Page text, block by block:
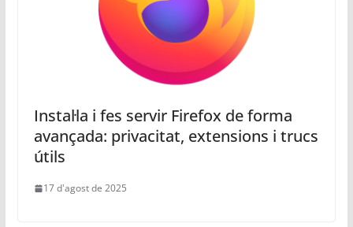
Instal·la i fes servir Firefox de forma
avançada: privacitat, extensions i trucs
útils
17 d'agost de 2025